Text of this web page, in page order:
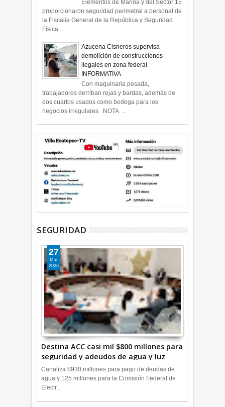
Elementos de Marina y del Sector 15
proporcionaron seguridad perimetral a personal de
la Fiscalía General de la República y Seguridad
Física...
Azucena Cisneros supervisa
demolición de construcciones
ilegales en zona federal
INFORMATIVA
Con maquinaria pesada,
trabajadores derriban rejas y bardas, además de
dos cuartos usados como bodega para los
negocios irregulares NOTA ...
SEGURIDAD
Destina ACC casi mil $800 millones para
seguridad y adeudos de agua y luz
+Video
27
Mar
2026
Canaliza $930 millones para pago de deudas de
agua y 125 millones para la Comisión Federal de
Electr...